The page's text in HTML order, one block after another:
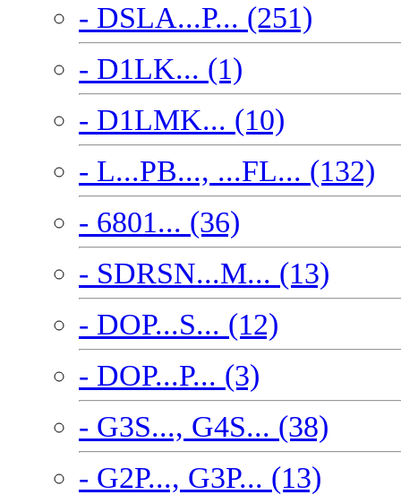
- DSLA...P... (251)
- D1LK... (1)
- D1LMK... (10)
- L...PB..., ...FL... (132)
- 6801... (36)
- SDRSN...M... (13)
- DOP...S... (12)
- DOP...P... (3)
- G3S..., G4S... (38)
- G2P..., G3P... (13)